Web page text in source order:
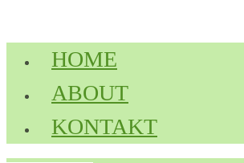
springen HOME
ABOUT
KONTAKT